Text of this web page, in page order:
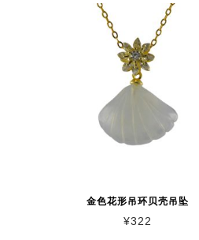
金色花形吊环贝壳吊坠
¥322